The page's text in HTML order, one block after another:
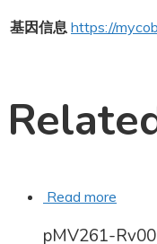
基因信息 https://
Read more
pMV261-